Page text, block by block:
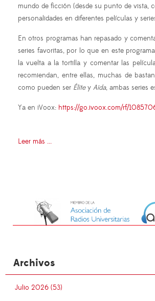
mundo de ficción (desde su punto de vista,
personalidades en diferentes películas y
En otros programas han repasado y
series favoritas, por lo que en este
la vuelta a la tortilla y comentar las
recomiendan, entre ellas, muchas de
como pueden ser Élitey Aida, ambas series
Ya en iVoox: https://go.ivoox.com/rf/
Leer más ...
Archivos
Julio 2026 (53)